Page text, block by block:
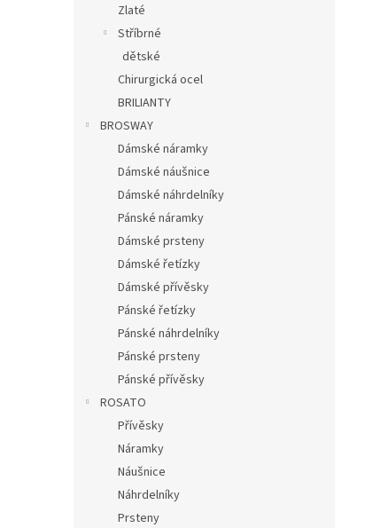
Zlaté
Stříbrné
dětské
Chirurgická ocel
BRILIANTY
BROSWAY
Dámské náramky
Dámské náušnice
Dámské náhrdelníky
Pánské náramky
Dámské prsteny
Dámské řetízky
Dámské přívěsky
Pánské řetízky
Pánské náhrdelníky
Pánské prsteny
Pánské přívěsky
ROSATO
Přívěsky
Náramky
Náušnice
Náhrdelníky
Prsteny